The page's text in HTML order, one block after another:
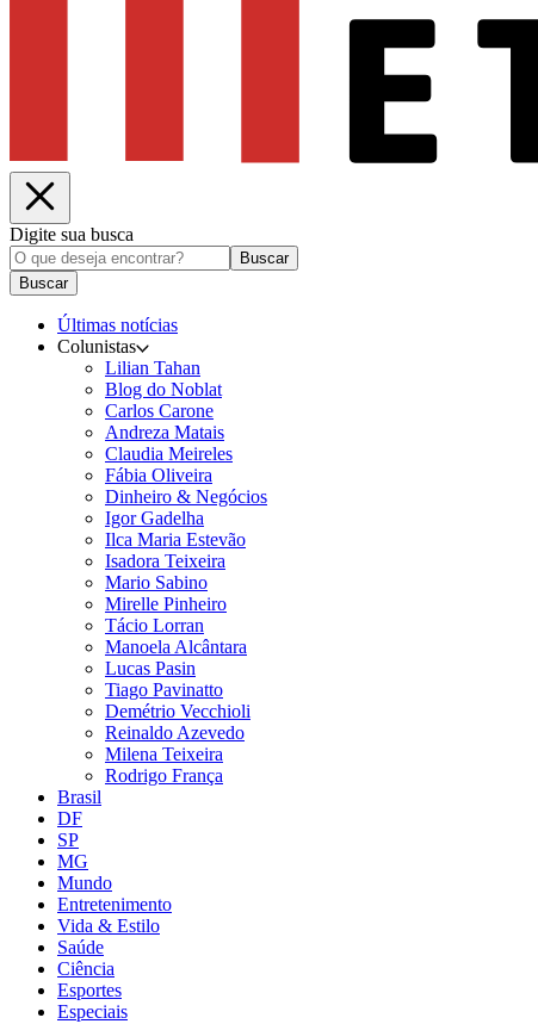
Digite sua busca
Buscar
Buscar
Últimas notícias
Colunistas
Lilian Tahan
Blog do Noblat
Carlos Carone
Andreza Matais
Claudia Meireles
Fábia Oliveira
Dinheiro & Negócios
Igor Gadelha
Ilca Maria Estevão
Isadora Teixeira
Mario Sabino
Mirelle Pinheiro
Tácio Lorran
Manoela Alcântara
Lucas Pasin
Tiago Pavinatto
Demétrio Vecchioli
Reinaldo Azevedo
Milena Teixeira
Rodrigo França
Brasil
DF
SP
MG
Mundo
Entretenimento
Vida & Estilo
Saúde
Ciência
Esportes
Especiais